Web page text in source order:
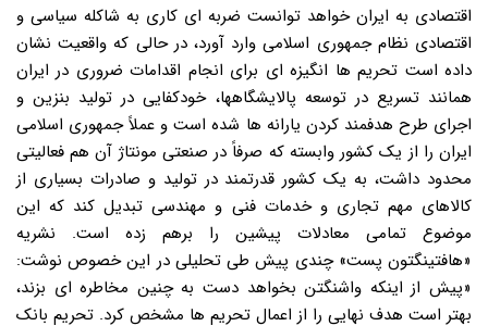
اقتصادی به ایران خواهد توانست ضربه ای کاری به شاکله سیاسی و
اقتصادی نظام جمهوری اسلامی وارد آورد، در حالی که واقعیت نشان
داده است تحریم ها انگیزه ای برای انجام اقدامات ضروری در ایران
همانند تسریع در توسعه پالایشگاهها، خودکفایی در تولید بنزین و
اجرای طرح هدفمند کردن یارانه ها شده است و عملاً جمهوری اسلامی
ایران را از یک کشور وابسته که صرفاً در صنعتی مونتاژ آن هم فعالیتی
محدود داشت، به یک کشور قدرتمند در تولید و صادرات بسیاری از
کالاهای مهم تجاری و خدمات فنی و مهندسی تبدیل کند که این
موضوع تمامی معادلات پیشین را برهم زده است. نشریه
«هافتینگتون پست» چندی پیش طی تحلیلی در این خصوص نوشت:
«پیش از اینکه واشنگتن بخواهد دست به چنین مخاطره ای بزند،
بهتر است هدف نهایی را از اعمال تحریم ها مشخص کرد. تحریم بانک